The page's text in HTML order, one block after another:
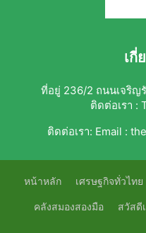
เกี่
ที่อยู่ 236/2 ถนนเจริญรั
ติดต่อเรา :
ติดต่อเรา: Email :
หน้าหลัก เศรษฐกิจทั่วไทย
คลังสมองสองมือ สวัสดี